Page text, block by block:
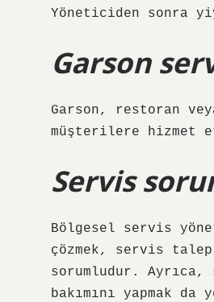
Yöneticiden sonra
Garson
Garson, restoran
müşterilere hizmet
Servis
Bölgesel servis
çözmek, servis
sorumludur. Ayrıca,
bakımını yapmak